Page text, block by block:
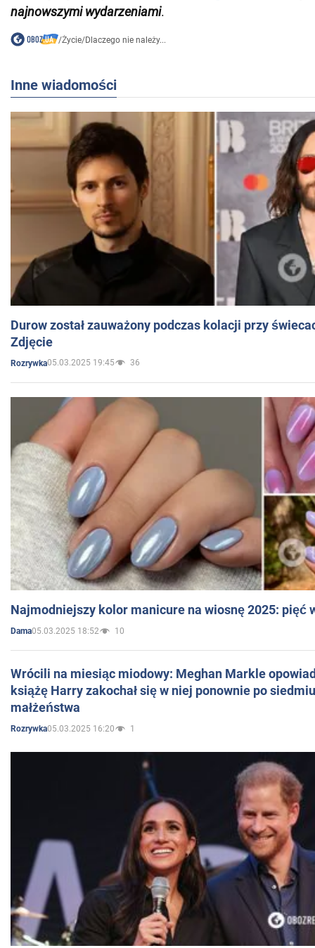
najnowszymi wydarzeniami.
/Życie/Dlaczego nie należy...
Inne wiadomości
Durow został zauważony podczas kolacji przy
Zdjęcie
Rozrywka05.03.2025 19:45 36
Najmodniejszy kolor manicure na wiosnę 2025: pięć
Dama05.03.2025 18:52 10
Wrócili na miesiąc miodowy: Meghan Markle
książę Harry zakochał się w niej ponownie po
małżeństwa
Rozrywka05.03.2025 16:20 1